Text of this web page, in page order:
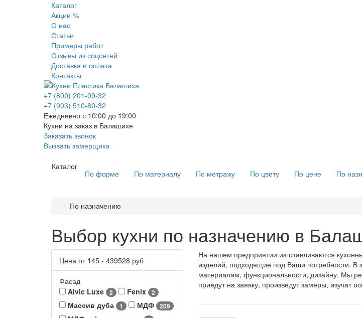
Каталог
Акции %
О нас
Статьи
Примеры работ
Отзывы из соцсетей
Доставка и оплата
Контакты
+7 (800) 201-09-32
+7 (903) 510-80-32
Ежедневно с 10:00 до 19:00
Кухни на заказ в Балашихе
Заказать звонок
Вызвать замерщика
Каталог
По форме По материалу По метражу По цвету По цене По
По назначению
Выбор кухни по назначению в
Цена от 145 - 439528 руб
Фасад
Alvic Luxe
2 Fenix 2
Массив дуба 1 МДФ 209
На нашем предприятии изготавливаются
изделий, подходящие под Ваши потребности. В
материалам, функциональности, дизайну. Мы
приедут на заявку, произведут замеры,